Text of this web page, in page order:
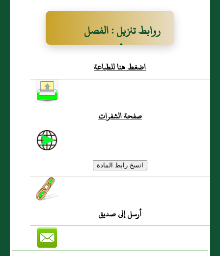
روابط تنزيل : الفصل
السادس الأحوال
اضغط هنا للطباعة
صفحة الشفرات
أرسل إلى صديق